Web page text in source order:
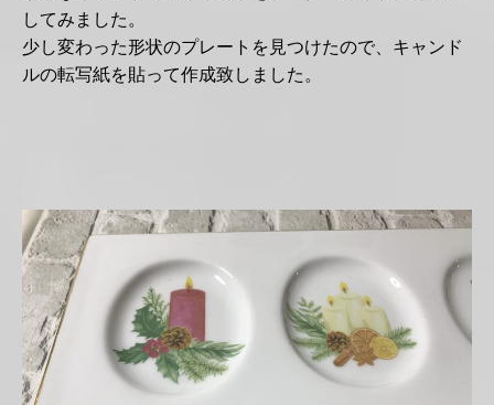
してみました。
少し変わった形状のプレートを見つけたので、キャンド
ルの転写紙を貼って作成致しました。